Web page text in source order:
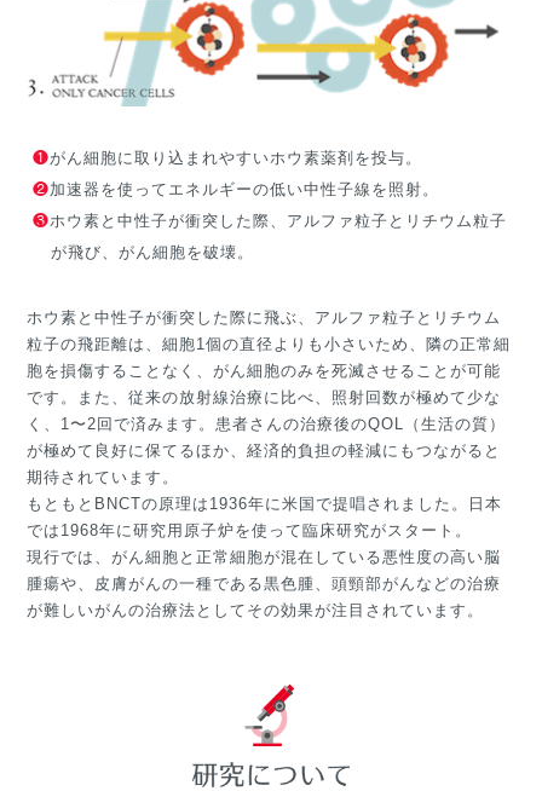
❶がん細胞に取り込まれやすいホウ素薬剤を投与。
❷加速器を使ってエネルギーの低い中性子線を照射。
❸ホウ素と中性子が衝突した際、アルファ粒子とリチウム粒子
が飛び、がん細胞を破壊。
ホウ素と中性子が衝突した際に飛ぶ、アルファ粒子とリチウム
粒子の飛距離は、細胞1個の直径よりも小さいため、隣の正常細
胞を損傷することなく、がん細胞のみを死滅させることが可能
です。また、従来の放射線治療に比べ、照射回数が極めて少な
く、1〜2回で済みます。患者さんの治療後のQOL（生活の質）
が極めて良好に保てるほか、経済的負担の軽減にもつながると
期待されています。
もともとBNCTの原理は1936年に米国で提唱されました。日本
では1968年に研究用原子炉を使って臨床研究がスタート。
現行では、がん細胞と正常細胞が混在している悪性度の高い脳
腫瘍や、皮膚がんの一種である黒色腫、頭頸部がんなどの治療
が難しいがんの治療法としてその効果が注目されています。